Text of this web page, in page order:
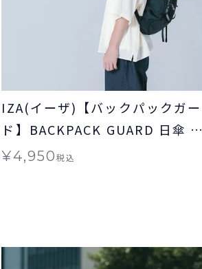
IZA(イーザ)【バックパックガー
ド】BACKPACK GUARD 日傘 折
りたたみ ギフト対象 晴雨兼用
¥4,950税込